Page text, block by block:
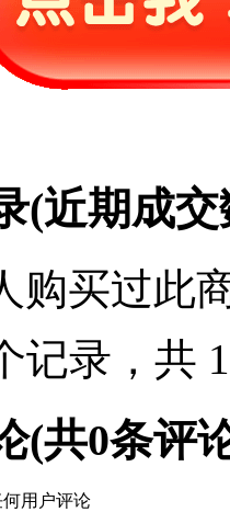
(近期成
购买过此
记录，共
(共0条评
用户评论